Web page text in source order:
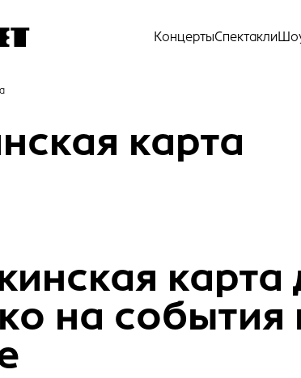
КонцертыСпектакли
карта
карта
на события